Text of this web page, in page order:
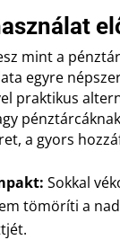
mint a
egyre
praktikus
a gyors
Sokkal
tömöríti a